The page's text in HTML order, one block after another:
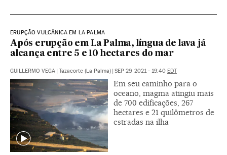
ERUPÇÃO VULCÂNICA EM LA PALMA
Após erupção em La Palma, língua de lava já
alcança entre 5 e 10 hectares do mar
GUILLERMO VEGA Tazacorte (La Palma) SEP 29, 2021 - 19:40 EDT
Em seu caminho para o
oceano, magma atingiu mais
de 700 edificações, 267
hectares e 21 quilômetros de
estradas na ilha